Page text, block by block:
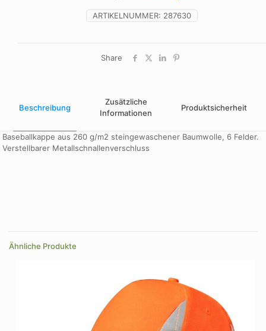
ARTIKELNUMMER: 287630
Share
Beschreibung
Zusätzliche
Informationen
Produktsicherheit
Baseballkappe aus 260 g/m2 steingewaschener Baumwolle, 6 Felder.
Verstellbarer Metallschnallenverschluss
Ähnliche Produkte